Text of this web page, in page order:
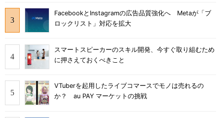
FacebookとInstagramの広告品質強化へ Metaが「ブ
ロックリスト」対応を拡大
スマートスピーカーのスキル開発、今すぐ取り組むため
に押さえておくべきこと
VTuberを起用したライブコマースでモノは売れるの
か？ au PAY マーケットの挑戦